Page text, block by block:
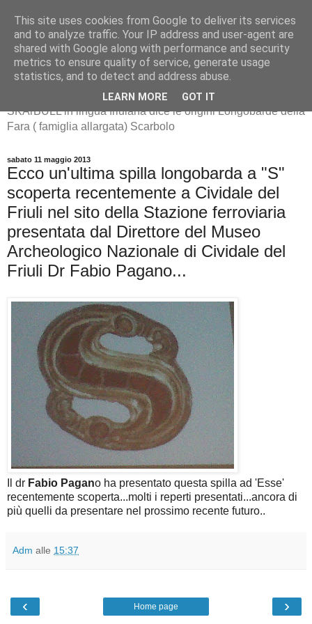
SKArBULL -Scarbolo-
SKArBULL in lingua friulana dice le origini Longobarde della
Fara ( famiglia allargata) Scarbolo
sabato 11 maggio 2013
Ecco un'ultima spilla longobarda a "S"
scoperta recentemente a Cividale del
Friuli nel sito della Stazione ferroviaria
presentata dal Direttore del Museo
Archeologico Nazionale di Cividale del
Friuli Dr Fabio Pagano...
Il dr Fabio Pagano ha presentato questa spilla ad 'Esse'
recentemente scoperta...molti i reperti presentati...ancora di
più quelli da presentare nel prossimo recente futuro..
Adm alle 15:37
‹ ›
Home page
This site uses cookies from Google to deliver its services
and to analyze traffic. Your IP address and user-agent are
shared with Google along with performance and security
metrics to ensure quality of service, generate usage
statistics, and to detect and address abuse.
LEARN MORE GOT IT